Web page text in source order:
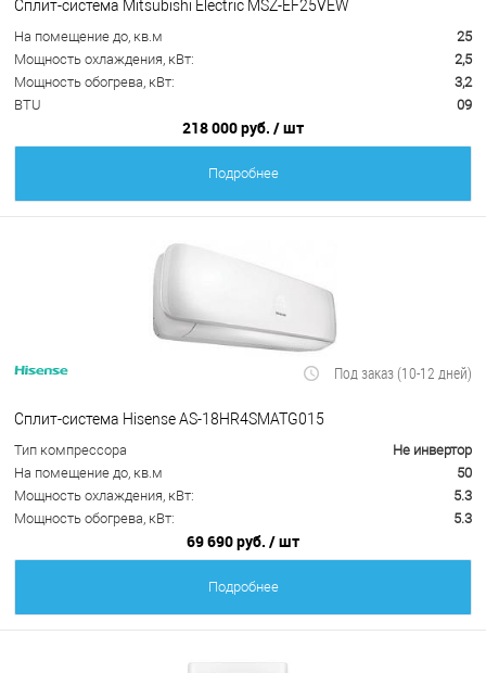
Сплит-система Mitsubishi Electric MSZ-EF25VEW
На помещение до, кв.м
25
Мощность охлаждения, кВт:
2,5
Мощность обогрева, кВт:
3,2
BTU
09
218 000 руб. / шт
Подробнее
Под заказ (10-12 дней)
Сплит-система Hisense AS-18HR4SMATG015
Тип компрессора
Не инвертор
На помещение до, кв.м
50
Мощность охлаждения, кВт:
5.3
Мощность обогрева, кВт:
5.3
69 690 руб. / шт
Подробнее